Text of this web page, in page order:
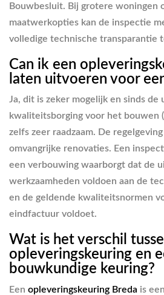
Bouwbesluit. Bij grotere woningen
maatwerkopties kan de inspectie
volledige technische transparantie
Can ik een
laten uitvoeren voor
Ja, dit is zeker mogelijk en sinds
kwaliteitsborging voor het bouwen
zelfs zeer raadzaam. De
omvangrijke renovaties. Een
een verbouwing waarborgt dat de
werkzaamheden voldoen aan de
en de geldende kwaliteitsnormen
eindfactuur voldoet.
Wat is het verschil
opleveringskeuring en
bouwkundige keuring?
Een opleveringskeuring Breda is